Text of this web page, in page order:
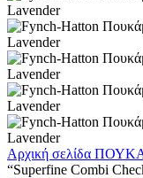
Αρχική σελίδα
“Superfine Combi